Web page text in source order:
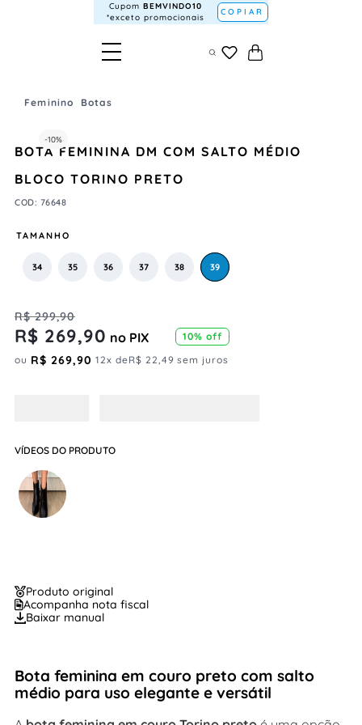
Cupom BEMVINDO10
*exceto promocionais
COPIAR
Feminino Botas
-10%
BOTA FEMININA DM COM SALTO MÉDIO
BLOCO TORINO PRETO
COD: 76648
TAMANHO
34 35 36 37 38 39
R$ 299,90
R$ 269,90 no PIX 10% off
ou R$ 269,90 12x deR$ 22,49 sem juros
VÍDEOS DO PRODUTO
Produto original
Acompanha nota fiscal
Baixar manual
Bota feminina em couro preto com salto
médio para uso elegante e versátil